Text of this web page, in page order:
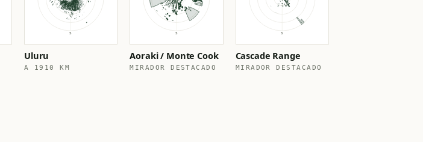
Uluru
A 1910 KM
Aoraki / Monte Cook
MIRADOR DESTACADO
Cascade Range
MIRADOR DESTACADO